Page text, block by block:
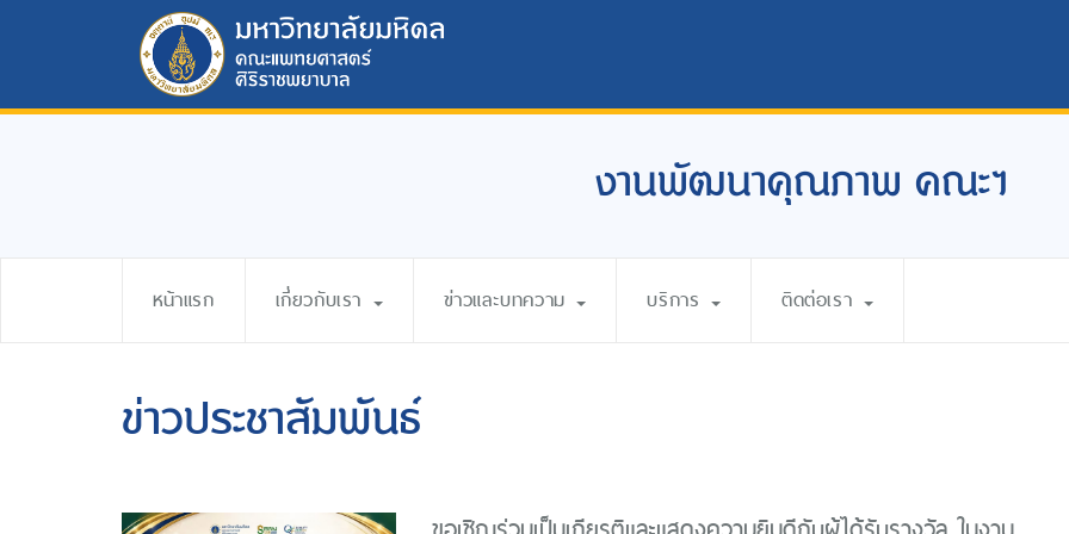
งานพัฒนาคุณภาพ คณะฯ
หน้าแรก เกี่ยวกับเรา ข่าวและบทความ บริการ ติดต่อเรา
ข่าวประชาสัมพันธ์